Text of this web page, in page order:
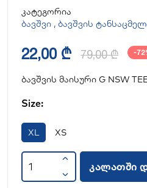
კატეგორია
ბავშვი , ბავშვის
22,00 ₾ 79,00 ₾ -
ბავშვის მაისური G NSW
Size:
XL XS
კალათში